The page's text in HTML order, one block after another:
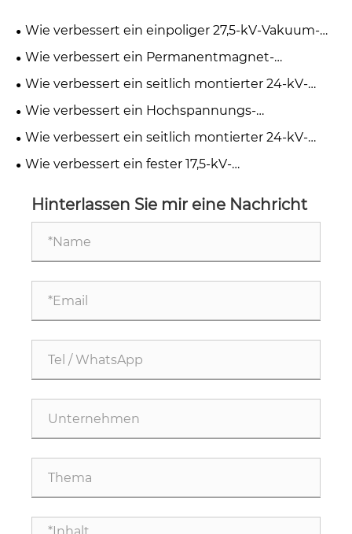
Wie verbessert ein einpoliger 27,5-kV-Vakuum-
Leistungsschalter die Sicherheit von Eisenbahnen
Wie verbessert ein Permanentmagnet-
Leistungsschalter für den Außenbereich die
Wie verbessert ein seitlich montierter 24-kV-
Vakuum-Leistungsschalter den
Wie verbessert ein Hochspannungs-
Leistungsschalter für Innenräume die elektrische
Wie verbessert ein seitlich montierter 24-kV-
Vakuum-Leistungsschalter die Sicherheit von
Wie verbessert ein fester 17,5-kV-
Sicherheit von Mittelspannungsnetzen?
Hinterlassen Sie mir eine Nachricht